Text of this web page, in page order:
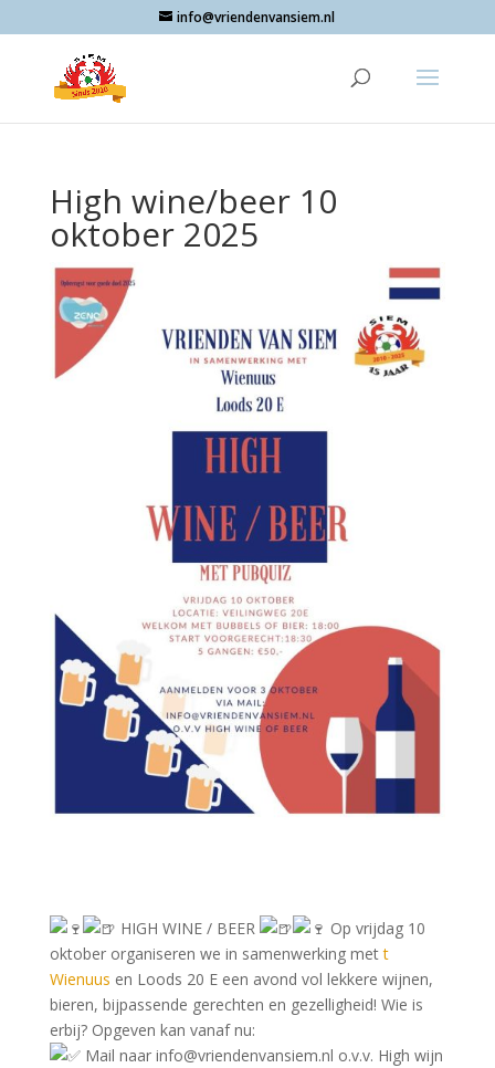
info@vriendenvansiem.nl
High wine/beer 10
oktober 2025
HIGH WINE / BEER
Op vrijdag 10
oktober organiseren we in samenwerking mett
Wienuus en Loods 20 E een avond vol lekkere wijnen,
bieren, bijpassende gerechten en gezelligheid! Wie is
erbij? Opgeven kan vanaf nu:
Mail naar info@vriendenvansiem.nl o.v.v. High wijn